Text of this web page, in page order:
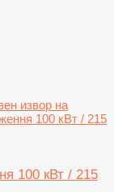
извор на
100 кВт / 215
100 кВт / 215